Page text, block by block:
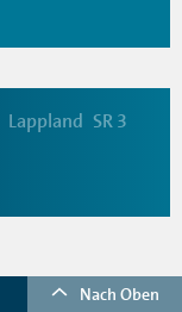
Lappland SR 3
Nach Oben